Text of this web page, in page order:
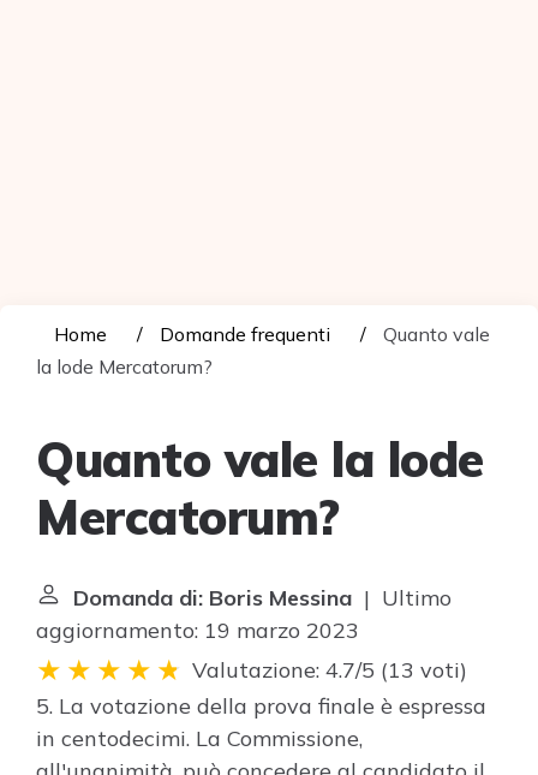
Home Domande frequenti
Quanto vale
la lode Mercatorum?
Quanto vale la lode
Mercatorum?
Domanda di: Boris Messina | Ultimo
aggiornamento: 19 marzo 2023
Valutazione: 4.7/5 (13 voti)
5. La votazione della prova finale è espressa
in centodecimi. La Commissione,